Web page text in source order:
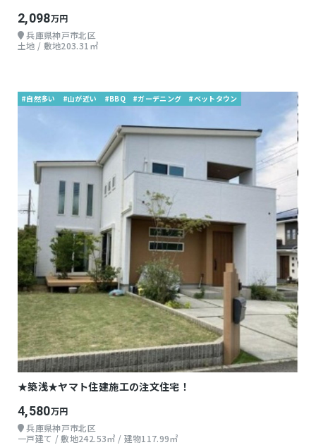
2,098万円
兵庫県神戸市北区
土地 / 敷地203.31㎡
#自然多い #山が近い #BBQ #ガーデニング #ベットタウン
★築浅★ヤマト住建施工の注文住宅！
4,580万円
兵庫県神戸市北区
一戸建て / 敷地242.53㎡ / 建物117.99㎡